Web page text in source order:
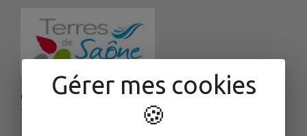
67 et 73 rue François Mitterrand
70170 Port-sur-Saône
Gérer mes cookies
🍪